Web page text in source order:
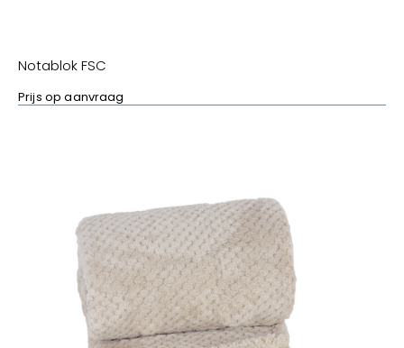
Notablok FSC
Prijs op aanvraag